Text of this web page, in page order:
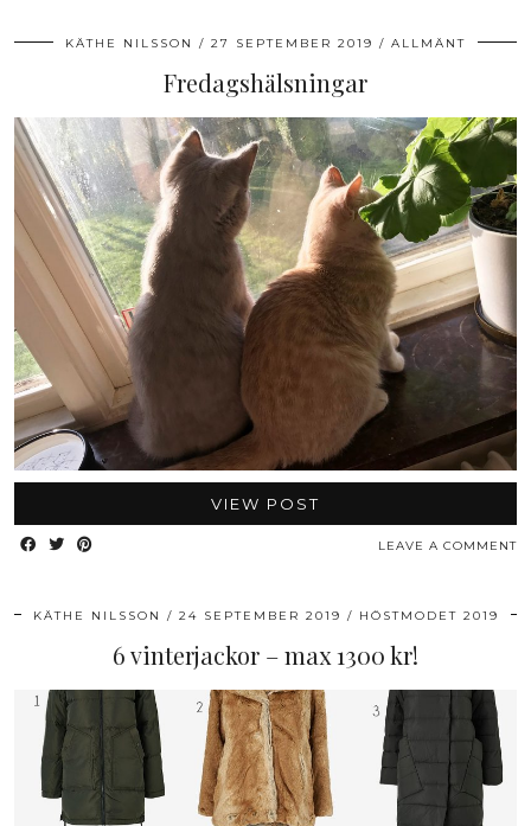
KÄTHE NILSSON 27 SEPTEMBER 2019 ALLMÄNT
Fredagshälsningar
VIEW POST
LEAVE A COMMENT
KÄTHE NILSSON 24 SEPTEMBER 2019 HÖSTMODET 2019
6 vinterjackor – max 1300 kr!